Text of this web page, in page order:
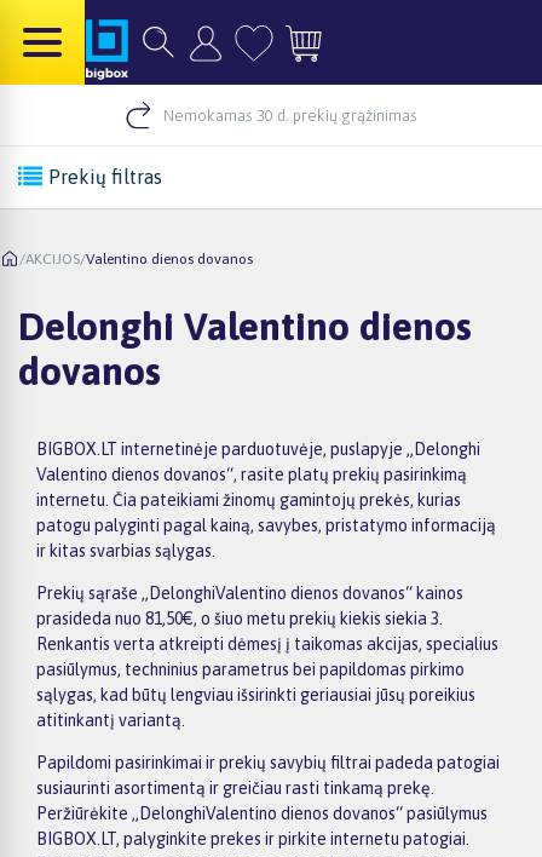
Nemokamas 30 d. prekių grąžinimas
Prekių filtras
/AKCIJOS/Valentino dienos dovanos
Delonghi Valentino dienos
dovanos
BIGBOX.LT internetinėje parduotuvėje, puslapyje „Delonghi
Valentino dienos dovanos“, rasite platų prekių pasirinkimą
internetu. Čia pateikiami žinomų gamintojų prekės, kurias
patogu palyginti pagal kainą, savybes, pristatymo informaciją
ir kitas svarbias sąlygas.
Prekių sąraše „DelonghiValentino dienos dovanos“ kainos
prasideda nuo 81,50€, o šiuo metu prekių kiekis siekia 3.
Renkantis verta atkreipti dėmesį į taikomas akcijas, specialius
pasiūlymus, techninius parametrus bei papildomas pirkimo
sąlygas, kad būtų lengviau išsirinkti geriausiai jūsų poreikius
atitinkantį variantą.
Papildomi pasirinkimai ir prekių savybių filtrai padeda patogiai
susiaurinti asortimentą ir greičiau rasti tinkamą prekę.
Peržiūrėkite „DelonghiValentino dienos dovanos“ pasiūlymus
BIGBOX.LT, palyginkite prekes ir pirkite internetu patogiai.